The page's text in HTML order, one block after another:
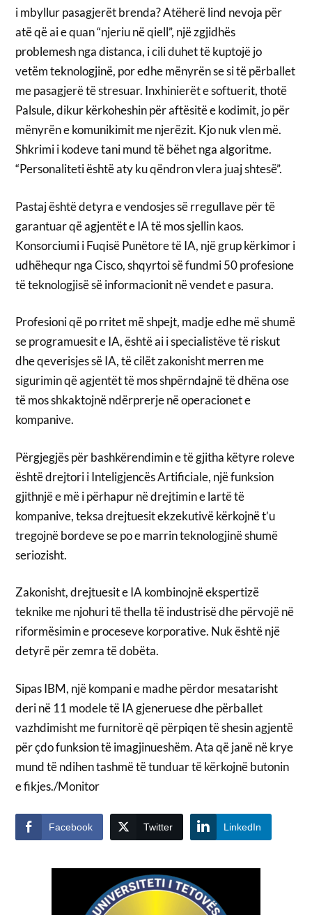
i mbyllur pasagjerët brenda? Atëherë lind nevoja për
atë që ai e quan “njeriu në qiell”, një zgjidhës
problemesh nga distanca, i cili duhet të kuptojë jo
vetëm teknologjinë, por edhe mënyrën se si të përballet
me pasagjerë të stresuar. Inxhinierët e softuerit, thotë
Palsule, dikur kërkoheshin për aftësitë e kodimit, jo për
mënyrën e komunikimit me njerëzit. Kjo nuk vlen më.
Shkrimi i kodeve tani mund të bëhet nga algoritme.
“Personaliteti është aty ku qëndron vlera juaj shtesë”.
Pastaj është detyra e vendosjes së rregullave për të
garantuar që agjentët e IA të mos sjellin kaos.
Konsorciumi i Fuqisë Punëtore të IA, një grup kërkimor i
udhëhequr nga Cisco, shqyrtoi së fundmi 50 profesione
të teknologjisë së informacionit në vendet e pasura.
Profesioni që po rritet më shpejt, madje edhe më shumë
se programuesit e IA, është ai i specialistëve të riskut
dhe qeverisjes së IA, të cilët zakonisht merren me
sigurimin që agjentët të mos shpërndajnë të dhëna ose
të mos shkaktojnë ndërprerje në operacionet e
kompanive.
Përgjegjës për bashkërendimin e të gjitha këtyre roleve
është drejtori i Inteligjencës Artificiale, një funksion
gjithnjë e më i përhapur në drejtimin e lartë të
kompanive, teksa drejtuesit ekzekutivë kërkojnë t’u
tregojnë bordeve se po e marrin teknologjinë shumë
seriozisht.
Zakonisht, drejtuesit e IA kombinojnë ekspertizë
teknike me njohuri të thella të industrisë dhe përvojë në
riformësimin e proceseve korporative. Nuk është një
detyrë për zemra të dobëta.
Sipas IBM, një kompani e madhe përdor mesatarisht
deri në 11 modele të IA gjeneruese dhe përballet
vazhdimisht me furnitorë që përpiqen të shesin agjentë
për çdo funksion të imagjinueshëm. Ata që janë në krye
mund të ndihen tashmë të tunduar të kërkojnë butonin
e fikjes./Monitor
Facebook Twitter LinkedIn